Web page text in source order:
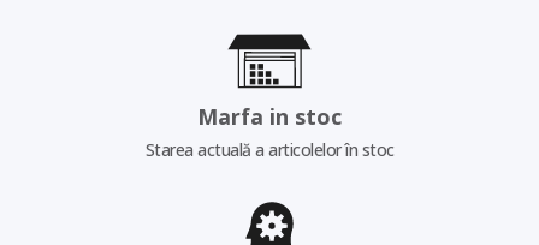
Marfa in stoc
Starea actuală a articolelor în stoc